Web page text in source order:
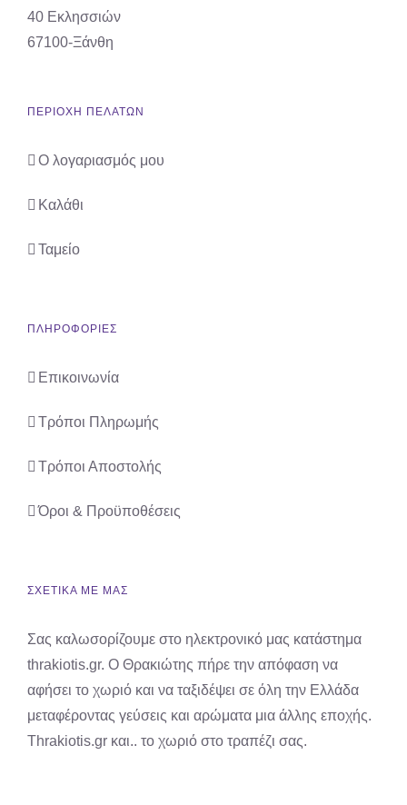
40 Εκλησσιών
67100-Ξάνθη
ΠΕΡΙΟΧΗ ΠΕΛΑΤΩΝ
Ο λογαριασμός μου
Καλάθι
Ταμείο
ΠΛΗΡΟΦΟΡΙΕΣ
Επικοινωνία
Τρόποι Πληρωμής
Τρόποι Αποστολής
Όροι & Προϋποθέσεις
ΣΧΕΤΙΚΑ ΜΕ ΜΑΣ
Σας καλωσορίζουμε στο ηλεκτρονικό μας κατάστημα
thrakiotis.gr. Ο Θρακιώτης πήρε την απόφαση να
αφήσει το χωριό και να ταξιδέψει σε όλη την Ελλάδα
μεταφέροντας γεύσεις και αρώματα μια άλλης εποχής.
Thrakiotis.gr και.. το χωριό στο τραπέζι σας.